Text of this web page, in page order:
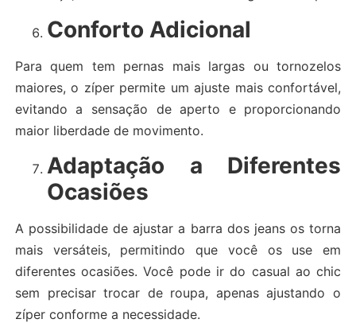
Conforto Adicional
Para quem tem pernas mais largas ou tornozelos
maiores, o zíper permite um ajuste mais confortável,
evitando a sensação de aperto e proporcionando
maior liberdade de movimento.
Adaptação a Diferentes
Ocasiões
A possibilidade de ajustar a barra dos jeans os torna
mais versáteis, permitindo que você os use em
diferentes ocasiões. Você pode ir do casual ao chic
sem precisar trocar de roupa, apenas ajustando o
zíper conforme a necessidade.